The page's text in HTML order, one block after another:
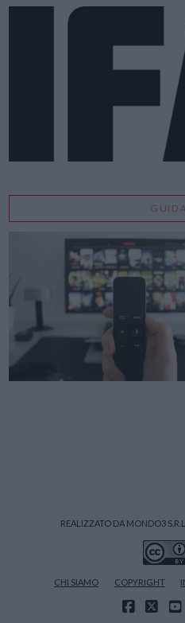
REALIZZATO DA MONDO3
CHI SIAMO COPYRIGHT